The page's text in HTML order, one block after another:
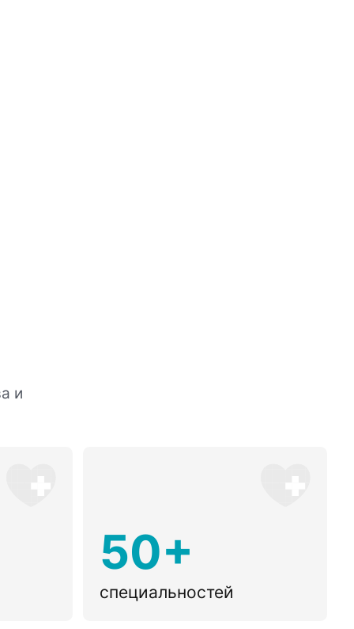
и
50+
специальностей